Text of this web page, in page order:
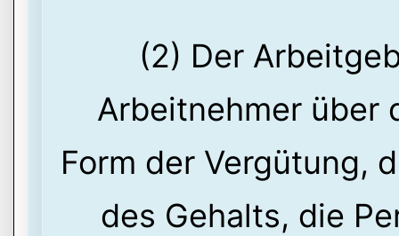
(2) Der
Arbeitnehmer über
Form der Vergütung,
des Gehalts, die